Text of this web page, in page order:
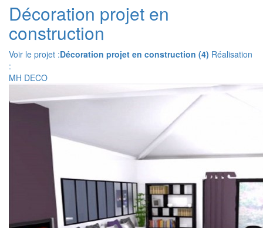
Décoration projet en
construction
Voir le projet :Décoration projet en construction (4) Réalisation
:
MH DECO